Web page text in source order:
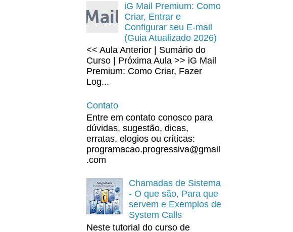
iG Mail Premium: Como
Criar, Entrar e
Configurar seu E-mail
(Guia Atualizado 2026)
<< Aula Anterior | Sumário do
Curso | Próxima Aula >> iG Mail
Premium: Como Criar, Fazer
Log...
Contato
Entre em contato conosco para
dúvidas, sugestão, dicas,
erratas, elogios ou críticas:
programacao.progressiva@gmail
.com
Chamadas de Sistema
- O que são, Para que
servem e Exemplos de
System Calls
Neste tutorial do curso de